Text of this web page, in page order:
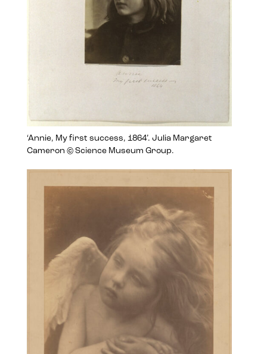
‘Annie, My first success, 1864’. Julia Margaret
Cameron © Science Museum Group.